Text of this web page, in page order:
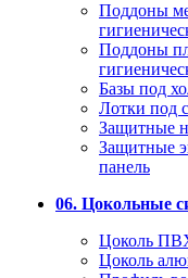
Поддоны
Поддоны
Базы под
Лотки под
Защитные
Защитные
панель
06. Цокольные
Цоколь
Цоколь